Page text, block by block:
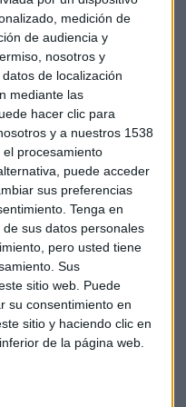
medición de
de audiencia y
nosotros y
de localización
mediante las
hacer clic para
y a nuestros 1538
procesamiento
puede acceder
sus preferencias
Tenga en
sus datos personales
pero usted tiene
Sus
sitio web. Puede
su consentimiento en
sitio y haciendo clic en
de la página web.
de donde elegir: por un
temática de la
usar una zona de
menú temático de
de take-away (de comida
para hacer de
más amena y
Inauguración